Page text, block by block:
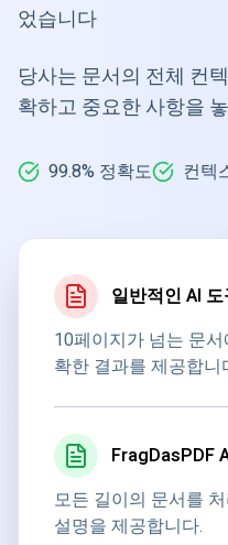
었습니다
당사는 문서의 전체 컨
확하고 중요한 사항을
99.8% 정확도 컨텍
일반적인 AI
10페이지가 넘는 문
확한 결과를 제공합니
FragDasPDF
모든 길이의 문서를
설명을 제공합니다.